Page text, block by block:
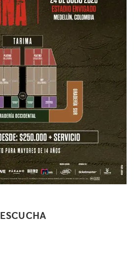
ESCUCHA